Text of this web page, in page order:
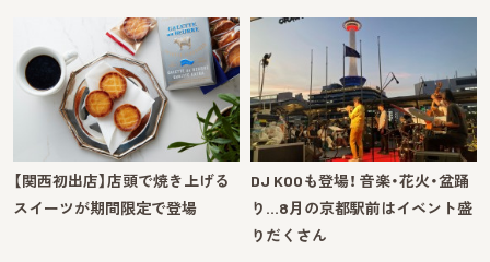
【関西初出店】店頭で焼き上げる
スイーツが期間限定で登場
DJ KOOも登場！ 音楽・花火・盆踊
り…8月の京都駅前はイベント盛
りだくさん